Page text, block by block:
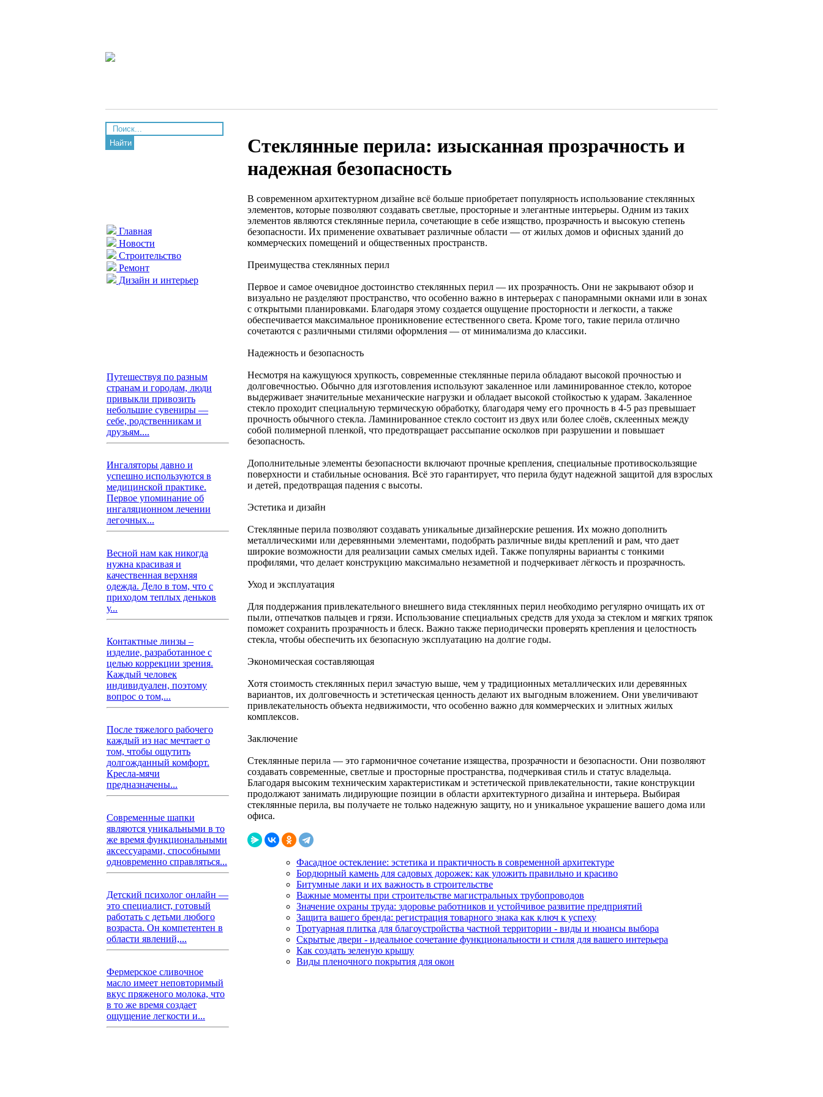
Найти
Главная
Новости
Строительство
Ремонт
Дизайн и интерьер
Путешествуя по разным
странам и городам, люди
привыкли привозить
небольшие сувениры —
себе, родственникам и
друзьям....
Ингаляторы давно и
успешно используются в
медицинской практике.
Первое упоминание об
ингаляционном лечении
легочных...
Весной нам как никогда
нужна красивая и
качественная верхняя
одежда. Дело в том, что с
приходом теплых деньков
у...
Контактные линзы –
изделие, разработанное с
целью коррекции зрения.
Каждый человек
индивидуален, поэтому
вопрос о том,...
После тяжелого рабочего
каждый из нас мечтает о
том, чтобы ощутить
долгожданный комфорт.
Кресла-мячи
предназначены...
Современные шапки
являются уникальными в то
же время функциональными
аксессуарами, способными
одновременно справляться...
Детский психолог онлайн —
это специалист, готовый
работать с детьми любого
возраста. Он компетентен в
области явлений,...
Фермерское сливочное
масло имеет неповторимый
вкус пряженого молока, что
в то же время создает
ощущение легкости и...
Стеклянные перила: изысканная прозрачность и
надежная безопасность
В современном архитектурном дизайне всё больше приобретает популярность использование стеклянных
элементов, которые позволяют создавать светлые, просторные и элегантные интерьеры. Одним из таких
элементов являются стеклянные перила, сочетающие в себе изящство, прозрачность и высокую степень
безопасности. Их применение охватывает различные области — от жилых домов и офисных зданий до
коммерческих помещений и общественных пространств.
Преимущества стеклянных перил
Первое и самое очевидное достоинство стеклянных перил — их прозрачность. Они не закрывают обзор и
визуально не разделяют пространство, что особенно важно в интерьерах с панорамными окнами или в зонах
с открытыми планировками. Благодаря этому создается ощущение просторности и легкости, а также
обеспечивается максимальное проникновение естественного света. Кроме того, такие перила отлично
сочетаются с различными стилями оформления — от минимализма до классики.
Надежность и безопасность
Несмотря на кажущуюся хрупкость, современные стеклянные перила обладают высокой прочностью и
долговечностью. Обычно для изготовления используют закаленное или ламинированное стекло, которое
выдерживает значительные механические нагрузки и обладает высокой стойкостью к ударам. Закаленное
стекло проходит специальную термическую обработку, благодаря чему его прочность в 4-5 раз превышает
прочность обычного стекла. Ламинированное стекло состоит из двух или более слоёв, склеенных между
собой полимерной пленкой, что предотвращает рассыпание осколков при разрушении и повышает
безопасность.
Дополнительные элементы безопасности включают прочные крепления, специальные противоскользящие
поверхности и стабильные основания. Всё это гарантирует, что перила будут надежной защитой для взрослых
и детей, предотвращая падения с высоты.
Эстетика и дизайн
Стеклянные перила позволяют создавать уникальные дизайнерские решения. Их можно дополнить
металлическими или деревянными элементами, подобрать различные виды креплений и рам, что дает
широкие возможности для реализации самых смелых идей. Также популярны варианты с тонкими
профилями, что делает конструкцию максимально незаметной и подчеркивает лёгкость и прозрачность.
Уход и эксплуатация
Для поддержания привлекательного внешнего вида стеклянных перил необходимо регулярно очищать их от
пыли, отпечатков пальцев и грязи. Использование специальных средств для ухода за стеклом и мягких тряпок
поможет сохранить прозрачность и блеск. Важно также периодически проверять крепления и целостность
стекла, чтобы обеспечить их безопасную эксплуатацию на долгие годы.
Экономическая составляющая
Хотя стоимость стеклянных перил зачастую выше, чем у традиционных металлических или деревянных
вариантов, их долговечность и эстетическая ценность делают их выгодным вложением. Они увеличивают
привлекательность объекта недвижимости, что особенно важно для коммерческих и элитных жилых
комплексов.
Заключение
Стеклянные перила — это гармоничное сочетание изящества, прозрачности и безопасности. Они позволяют
создавать современные, светлые и просторные пространства, подчеркивая стиль и статус владельца.
Благодаря высоким техническим характеристикам и эстетической привлекательности, такие конструкции
продолжают занимать лидирующие позиции в области архитектурного дизайна и интерьера. Выбирая
стеклянные перила, вы получаете не только надежную защиту, но и уникальное украшение вашего дома или
офиса.
Фасадное остекление: эстетика и практичность в современной архитектуре
Бордюрный камень для садовых дорожек: как уложить правильно и красиво
Битумные лаки и их важность в строительстве
Важные моменты при строительстве магистральных трубопроводов
Значение охраны труда: здоровье работников и устойчивое развитие предприятий
Защита вашего бренда: регистрация товарного знака как ключ к успеху
Тротуарная плитка для благоустройства частной территории - виды и нюансы выбора
Скрытые двери - идеальное сочетание функциональности и стиля для вашего интерьера
Как создать зеленую крышу
Виды пленочного покрытия для окон